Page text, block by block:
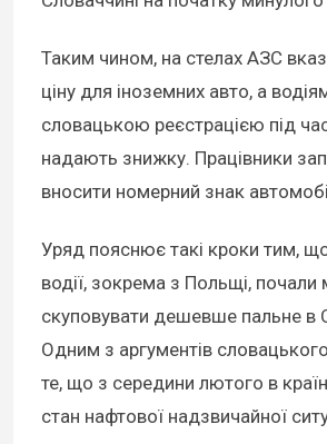
Таким чином, на стелах АЗС
ціну для іноземних авто, а
словацькою реєстрацією під
надають знижку. Працівники
вносити номерний знак
Уряд пояснює такі кроки тим,
водії, зокрема з Польщі, почали
скуповувати дешевше пальне в
Одним з аргументів
те, що з середини лютого в
стан нафтової надзвичайної